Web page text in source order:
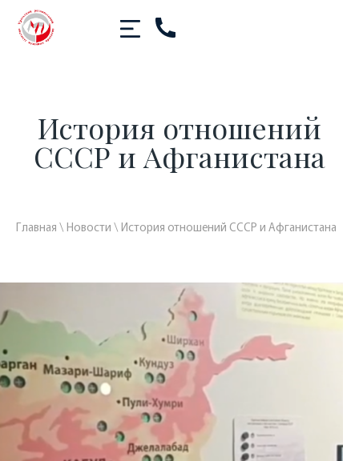
История отношений
СССР и Афганистана
Главная \ Новости \ История отношений СССР и Афганистана